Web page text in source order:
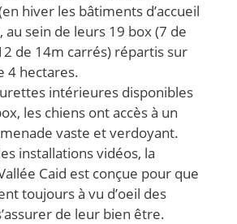
hiver les bâtiments d’accueil
, au sein de leurs 19 box(7 de
de 14m carrés) répartis sur
4 hectares.
intérieures disponibles
les chiens ont accès à un
vaste et verdoyant.
installations vidéos, la
Caid est conçue pour que
toujours à vu d’oeil des
de leur bien être.